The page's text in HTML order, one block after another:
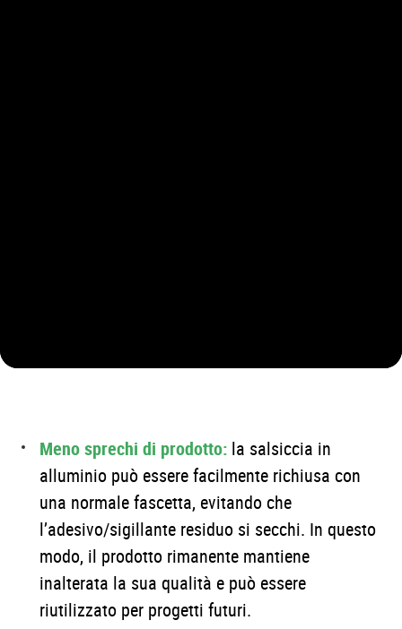
Meno sprechi di prodotto: la salsiccia in
alluminio può essere facilmente richiusa con
una normale fascetta, evitando che
l’adesivo/sigillante residuo si secchi. In questo
modo, il prodotto rimanente mantiene
inalterata la sua qualità e può essere
riutilizzato per progetti futuri.